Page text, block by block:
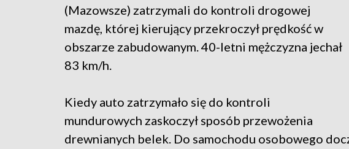
(Mazowsze) zatrzymali do kontroli drogowej
mazdę, której kierujący przekroczył prędkość w
obszarze zabudowanym. 40-letni mężczyzna jechał
83 km/h.
Kiedy auto zatrzymało się do kontroli
mundurowych zaskoczył sposób przewożenia
drewnianych belek. Do samochodu osobowego